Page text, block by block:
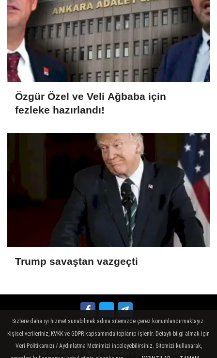
Özgür Özel ve Veli Ağbaba için
fezleke hazırlandı!
Trump savaştan vazgeçti
Künye İletişim Çerez Politikası
Gizlilik İlkeleri ve Veri Politikası / Our data policy
Sizlere daha iyi hizmet sunabilmek adına sitemizde çerez konumlandırmaktayız.
Kişisel verileriniz, KVKK ve GDPR kapsamında toplanıp işlenir. Detaylı bilgi almak için
Veri Politikamızı / Aydınlatma Metnimizi inceleyebilirsiniz. Sitemizi kullanarak,